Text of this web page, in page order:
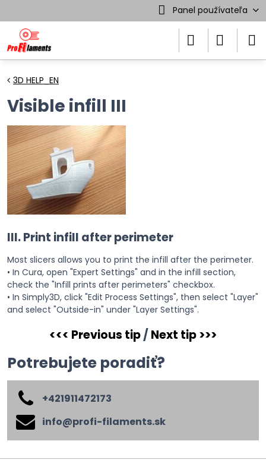
Panel používateľa
3D HELP_EN
Visible infill III
III. Print infill after perimeter
Most slicers allows you to print the infill after the perimeter.
• In Cura, open "Expert Settings" and in the infill section,
check the "Infill prints after perimeters" checkbox.
• In Simply3D, click "Edit Process Settings", then select "Layer"
and select "Outside-in" under "Layer Settings".
<<< Previous tip/ Next tip >>>
Potrebujete poradiť?
+421911472173
info​@profi-filaments​.sk